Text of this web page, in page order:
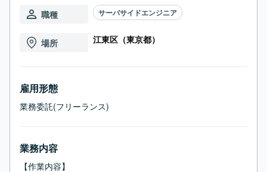
職種 サーバサイドエンジニア
場所 江東区（東京都）
雇用形態
業務委託(フリーランス)
業務内容
【作業内容】